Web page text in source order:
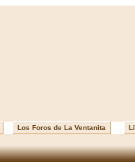
Los Foros de La Ventanita